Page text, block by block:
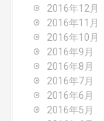
2016年12月
2016年11月
2016年10月
2016年9月
2016年8月
2016年7月
2016年6月
2016年5月